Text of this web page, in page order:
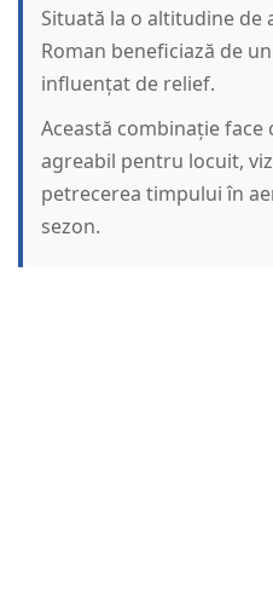
Situată la o altitudine de
Roman beneficiază de
influențat de relief.
Această combinație face
agreabil pentru locuit,
petrecerea timpului în
sezon.